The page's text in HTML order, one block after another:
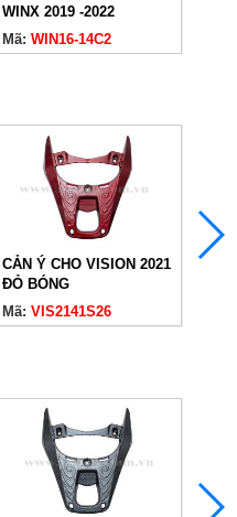
WINX 2019 -2022
CARBON
Mã: WIN16-14C2
CẢN Ý CHO VISION 2021
ĐỎ BÓNG
Mã: VIS2141S26
CẢN